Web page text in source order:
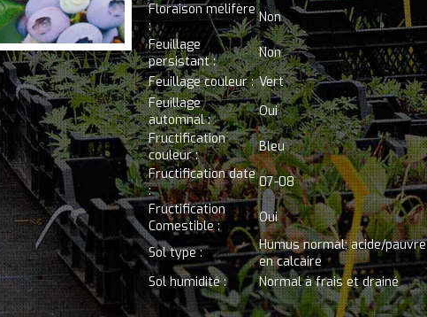
Floraison mélifère
:
Non
Feuillage
persistant :
Non
Feuillage couleur : Vert
Feuillage
automnal :
Oui
Fructification
couleur :
Bleu
Fructification date
:
07-08
Fructification
Comestible :
Oui
Sol type :
Humus normal; acide/pauvre
en calcaire
Sol humidité :
Normal à frais et drainé